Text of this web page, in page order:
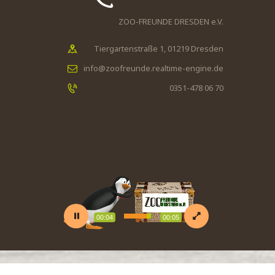
ZOO-FREUNDE DRESDEN e.V.
Tiergartenstraße 1, 01219 Dresden
info@zoofreunde.realtime-engine.de
0351-478 06 70
00:05 00:05